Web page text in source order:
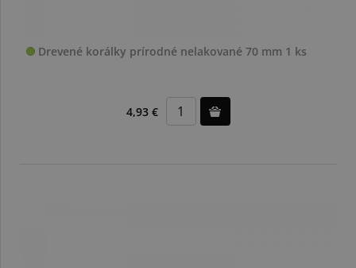
Drevené korálky prírodné nelakované 70 mm 1 ks
4,93 €